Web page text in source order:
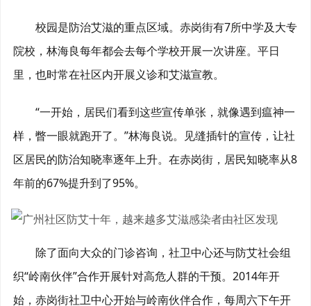
校园是防治艾滋的重点区域。赤岗街有7所中学及大专
院校，林海良每年都会去每个学校开展一次讲座。平日
里，也时常在社区内开展义诊和艾滋宣教。
“一开始，居民们看到这些宣传单张，就像遇到瘟神一
样，瞥一眼就跑开了。”林海良说。见缝插针的宣传，让社
区居民的防治知晓率逐年上升。在赤岗街，居民知晓率从8
年前的67%提升到了95%。
除了面向大众的门诊咨询，社卫中心还与防艾社会组
织“岭南伙伴”合作开展针对高危人群的干预。2014年开
始，赤岗街社卫中心开始与岭南伙伴合作，每周六下午开